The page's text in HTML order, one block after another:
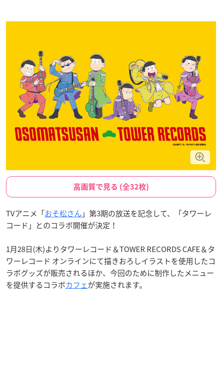
高画質で見る (全32枚)
TVアニメ「おそ松さん 」第3期の放送を記念して、「タワーレ
コード」とのコラボ開催が決定！
1月28日(木)よりタワーレコード＆TOWER RECORDS CAFE＆タ
ワーレコード オンラインにて描きおろしイラストを使用したコ
ラボグッズが販売されるほか、今回のために制作したメニュー
を提供するコラボカフェが実施されます。